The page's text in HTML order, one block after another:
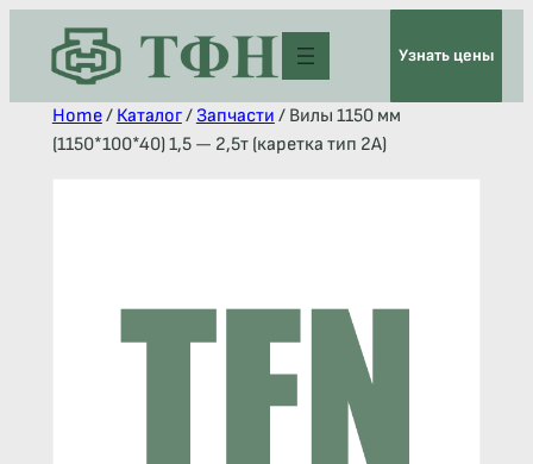
Узнать цены
Home/ Каталог/ Запчасти / Вилы 1150 мм
(1150*100*40) 1,5 — 2,5т (каретка тип 2A)